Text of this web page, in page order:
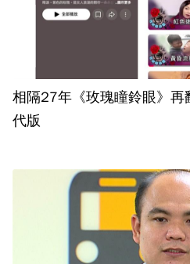
相隔27年《玫瑰瞳鈴眼》
代版